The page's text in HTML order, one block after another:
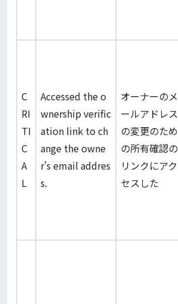
C
RI
TI
C
A
L
Accessed the o
wnership verific
ation link to ch
ange the owne
r's email addres
s.
オーナーのメ
ールアドレス
の変更のため
の所有確認の
リンクにアク
セスした